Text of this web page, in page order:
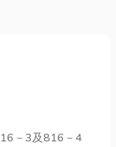
－3及816－4